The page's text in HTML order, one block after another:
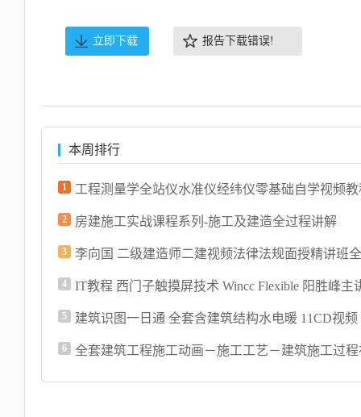
立即下载 报告下载错误!
本周排行
1 工程测量学全站仪水准仪经纬仪零基础自学视频教
2 房建施工实战课程系列-施工及建造全过程讲解
3
4 IT教程 西门子触摸屏技术 Wincc Flexible 阳胜峰主
5
6